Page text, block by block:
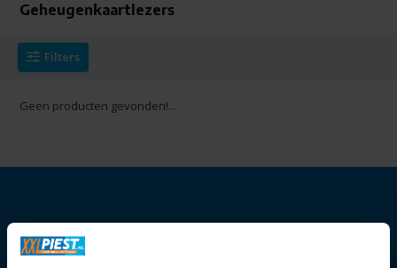
Geheugenkaartlezers
Filters
Geen producten gevonden!...
Openingstijden: